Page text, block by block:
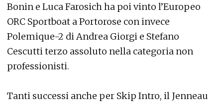
Bonin e Luca Farosich ha poi vinto l’Europeo
ORC Sportboat a Portorose con invece
Polemique-2 di Andrea Giorgi e Stefano
Cescutti terzo assoluto nella categoria non
professionisti.
Tanti successi anche per Skip Intro, il Jenneau